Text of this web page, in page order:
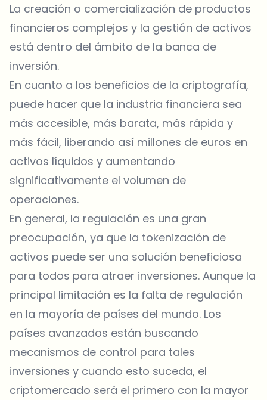
La creación o comercialización de productos
financieros complejos y la gestión de activos
está dentro del ámbito de la banca de
inversión.
En cuanto a los beneficios de la criptografía,
puede hacer que la industria financiera sea
más accesible, más barata, más rápida y
más fácil, liberando así millones de euros en
activos líquidos y aumentando
significativamente el volumen de
operaciones.
En general, la regulación es una gran
preocupación, ya que la tokenización de
activos puede ser una solución beneficiosa
para todos para atraer inversiones. Aunque la
principal limitación es la falta de regulación
en la mayoría de países del mundo. Los
países avanzados están buscando
mecanismos de control para tales
inversiones y cuando esto suceda, el
criptomercado será el primero con la mayor